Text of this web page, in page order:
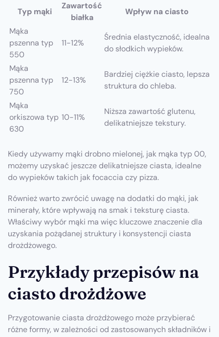
Typ mąki
Zawartość
białka
Wpływ na ciasto
Mąka
pszenna typ
550
11-12%
Średnia elastyczność, idealna
do słodkich wypieków.
Mąka
pszenna typ
750
12-13%
Bardziej ciężkie ciasto, lepsza
struktura do chleba.
Mąka
orkiszowa typ
630
10-11%
Niższa zawartość glutenu,
delikatniejsze tekstury.
Kiedy używamy mąki drobno mielonej, jak mąka typ 00,
możemy uzyskać jeszcze delikatniejsze ciasta, idealne
do wypieków takich jak focaccia czy pizza.
Również warto zwrócić uwagę na dodatki do mąki, jak
minerały, które wpływają na smak i teksturę ciasta.
Właściwy wybór mąki ma więc kluczowe znaczenie dla
uzyskania pożądanej struktury i konsystencji ciasta
drożdżowego.
Przykłady przepisów na
ciasto drożdżowe
Przygotowanie ciasta drożdżowego może przybierać
różne formy, w zależności od zastosowanych składników i